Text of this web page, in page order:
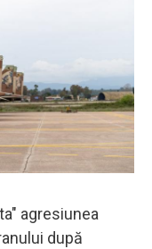
agresiunea
după